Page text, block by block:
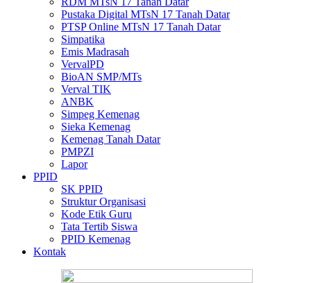
Pustaka Digital MTsN 17 Tanah Datar
PTSP Online MTsN 17 Tanah Datar
Simpatika
Emis Madrasah
VervalPD
BioAN SMP/MTs
Verval TIK
ANBK
Simpeg Kemenag
Sieka Kemenag
Kemenag Tanah Datar
PMPZI
Lapor
PPID
SK PPID
Struktur Organisasi
Kode Etik Guru
Tata Tertib Siswa
PPID Kemenag
Kontak